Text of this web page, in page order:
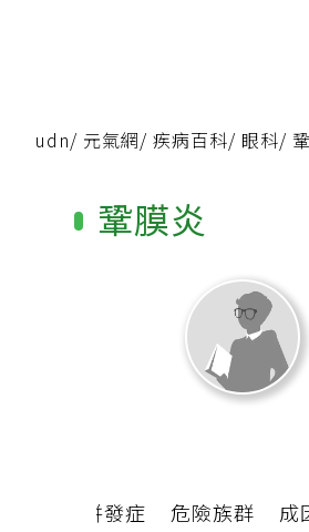
udn/ 元氣網/ 疾病百科/ 眼科/
鞏膜炎
併發症 危險族群 成